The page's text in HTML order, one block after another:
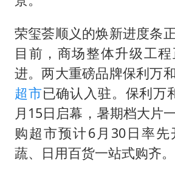
荣玺荟顺义的焕新进度条
目前，商场整体升级工
进。两大重磅品牌保利万
超市已确认入驻。保利万
月15日启幕，暑期档大片
购超市预计6月30日率
蔬、日用百货一站式购齐。